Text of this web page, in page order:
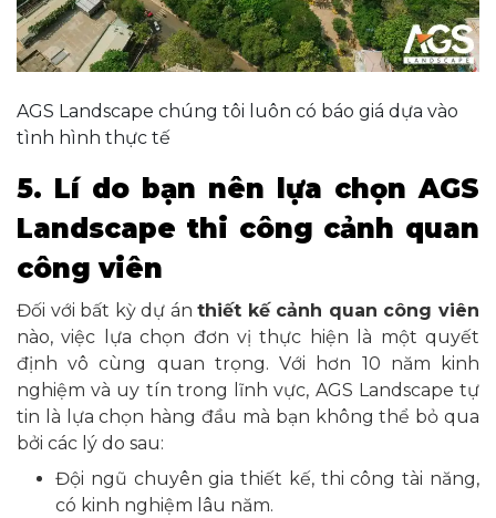
AGS Landscape chúng tôi luôn có báo giá dựa vào
tình hình thực tế
5. Lí do bạn nên lựa chọn AGS
Landscape thi công cảnh quan
công viên
Đối với bất kỳ dự ánthiết kế cảnh quan công viên
nào, việc lựa chọn đơn vị thực hiện là một quyết
định vô cùng quan trọng. Với hơn 10 năm kinh
nghiệm và uy tín trong lĩnh vực, AGS Landscape tự
tin là lựa chọn hàng đầu mà bạn không thể bỏ qua
bởi các lý do sau:
Đội ngũ chuyên gia thiết kế, thi công tài năng,
có kinh nghiệm lâu năm.